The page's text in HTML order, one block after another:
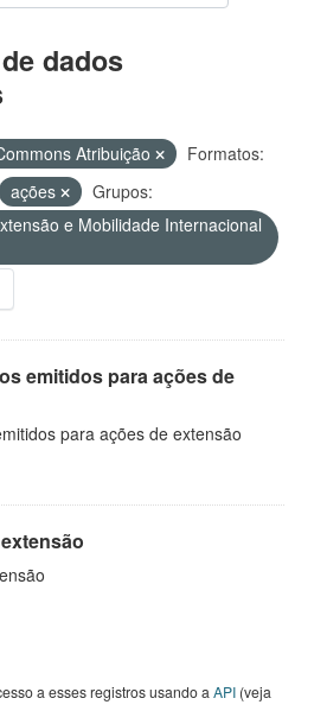
dados
Atribuição
Formatos:
ações
Grupos:
e Mobilidade Internacional
emitidos para ações de
para ações de extensão
a esses registros usando a API (veja